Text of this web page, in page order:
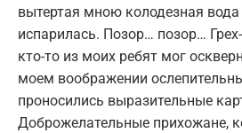
вытертая мною колодезная
испарилась. Позор… позор…
кто-то из моих ребят мог
моем воображении
проносились выразительные
Доброжелательные прихожане,